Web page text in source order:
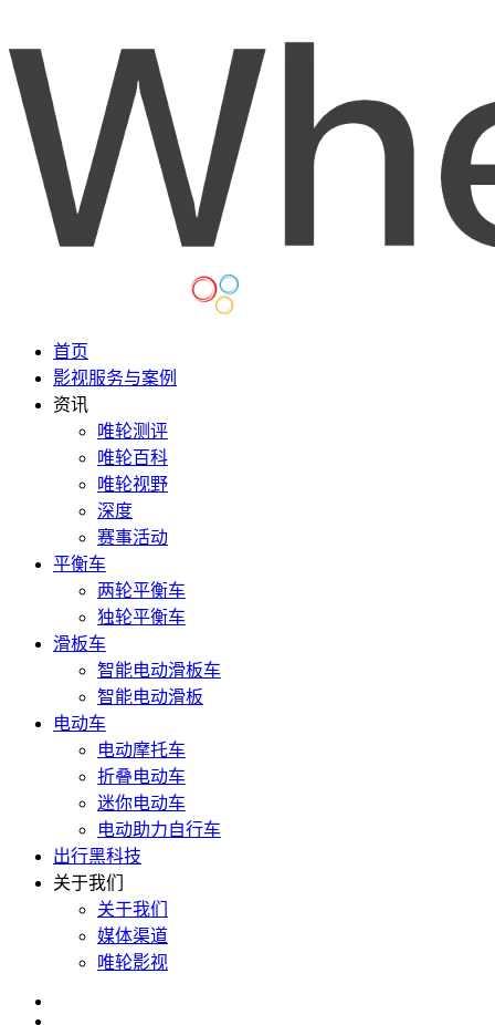
首页
影视服务与案例
资讯
唯轮测评
唯轮百科
唯轮视野
深度
赛事活动
平衡车
两轮平衡车
独轮平衡车
滑板车
智能电动滑板车
智能电动滑板
电动车
电动摩托车
折叠电动车
迷你电动车
电动助力自行车
出行黑科技
关于我们
关于我们
媒体渠道
唯轮影视